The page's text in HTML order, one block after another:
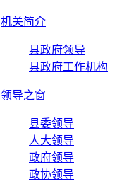
机关简介
县政府领导
县政府工作机构
领导之窗
县委领导
人大领导
政府领导
政协领导